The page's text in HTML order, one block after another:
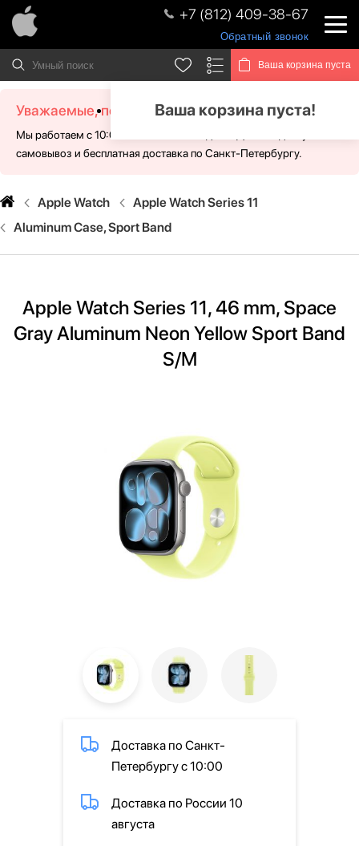
+7 (812) 409-38-67
Обратный звонок
Ваша корзина пуста
Ваша корзина пуста!
Уважаемые, посетители!
Мы работаем с 10:00 - 21:00 без выходных. Для Вас доступен
самовывоз и бесплатная доставка по Санкт-Петербургу.
Apple Watch
Apple Watch Series 11
Aluminum Case, Sport Band
Apple Watch Series 11, 46 mm, Space
Gray Aluminum Neon Yellow Sport Band
S/M
Доставка по Санкт-
Петербургу с 10:00
Доставка по России 10
августа